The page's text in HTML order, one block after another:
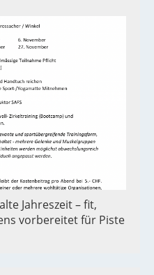
Jahreszeit – fit,
vorbereitet für Piste